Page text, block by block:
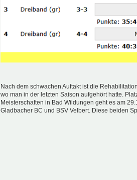
Nach dem schwachen Auftakt ist die
wo man in der letzten Saison aufgehört hatte.
Meisterschaften in Bad Wildungen geht es am
Gladbacher BC und BSV Velbert. Diese beiden